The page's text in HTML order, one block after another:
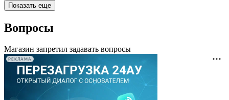
Показать еще
Вопросы
Магазин запретил задавать вопросы
РЕКЛАМА